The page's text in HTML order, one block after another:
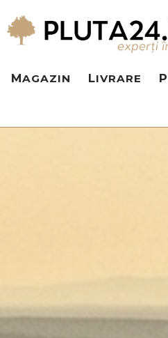
MAGAZIN LIVRARE